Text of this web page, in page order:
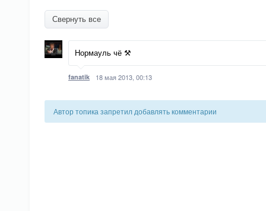
Свернуть все
Нормауль чё ⚒
fanatik 18 мая 2013, 00:13
Автор топика запретил добавлять комментарии